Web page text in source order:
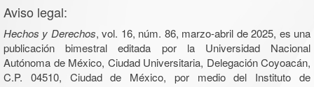
Aviso legal:
Hechos y Derechos, vol. 16, núm. 86, marzo-abril de 2025, es una
publicación bimestral editada por la Universidad Nacional
Autónoma de México, Ciudad Universitaria, Delegación Coyoacán,
C.P. 04510, Ciudad de México, por medio del Instituto de